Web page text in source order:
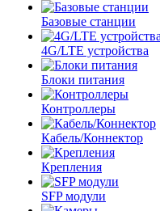
Базовые станции
4G/LTE устройства
Блоки питания
Контроллеры
Кабель/Коннектор
Крепления
SFP модули